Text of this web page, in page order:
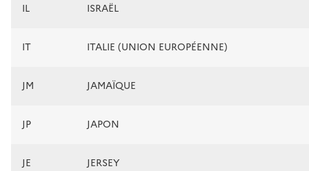
IL ISRAËL
IT ITALIE (UNION EUROPÉENNE)
JM JAMAÏQUE
JP JAPON
JE JERSEY